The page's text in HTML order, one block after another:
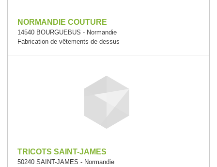
NORMANDIE COUTURE
14540 BOURGUEBUS - Normandie
Fabrication de vêtements de dessus
TRICOTS SAINT-JAMES
50240 SAINT-JAMES - Normandie